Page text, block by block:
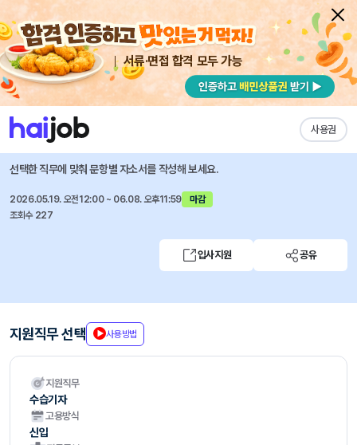
서류·면접 합격 모두 가능
사용권
채용공고 자소서 자유항목 자소서 내 작성목록
부산일보(주) 즐겨찾기
2026년도 수습(기자·사원) 및 경력(기자·사원) 공개채용
선택한 직무에 맞춰 문항별 자소서를 작성해 보세요.
2026.05.19. 오전12:00 ~ 06.08. 오후11:59
마감
조회수 227
입사지원 공유
지원직무 선택 사용방법
지원직무
수습기자
고용방식
신입